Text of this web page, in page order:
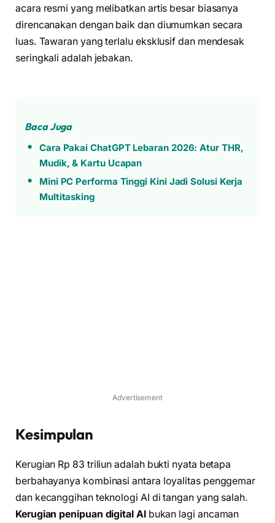
acara resmi yang melibatkan artis besar biasanya
direncanakan dengan baik dan diumumkan secara
luas. Tawaran yang terlalu eksklusif dan mendesak
seringkali adalah jebakan.
Baca Juga
Cara Pakai ChatGPT Lebaran 2026: Atur THR,
Mudik, & Kartu Ucapan
Mini PC Performa Tinggi Kini Jadi Solusi Kerja
Multitasking
Advertisement
Kesimpulan
Kerugian Rp 83 triliun adalah bukti nyata betapa
berbahayanya kombinasi antara loyalitas penggemar
dan kecanggihan teknologi AI di tangan yang salah.
Kerugian penipuan digital AIbukan lagi ancaman